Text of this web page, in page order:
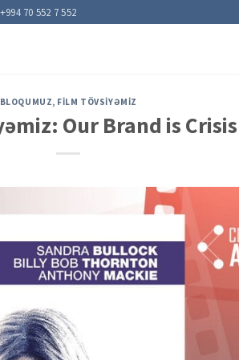
+994 70 552 7 552
BLOQUMUZ, FILM TÖVSIYƏMIZ
Our Brand is Crisis